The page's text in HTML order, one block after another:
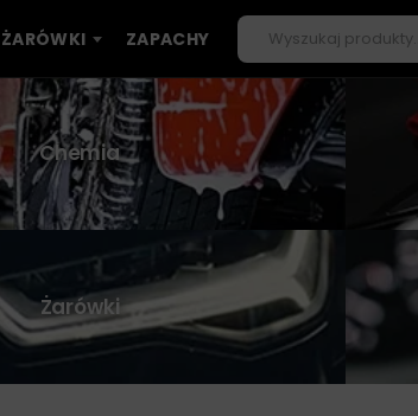
ŻARÓWKI ZAPACHY
Chemia
Żarówki